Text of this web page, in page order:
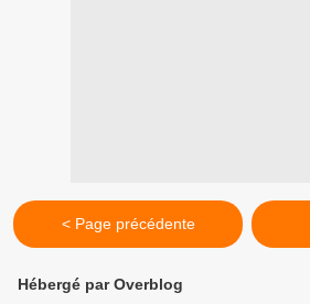
< Page précédente
Hébergé par Overblog